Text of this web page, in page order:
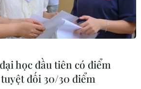
mối liên giữa tiêm phòng
tử vong
chiến dịch tiêm phòng vào cuối
học đầu tiên có điểm
đối 30/30 điểm